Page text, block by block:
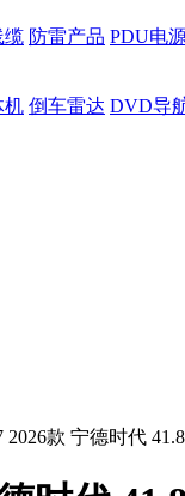
缆 防雷产品 PDU电
机 倒车雷达 DVD导
2026款 宁德时代